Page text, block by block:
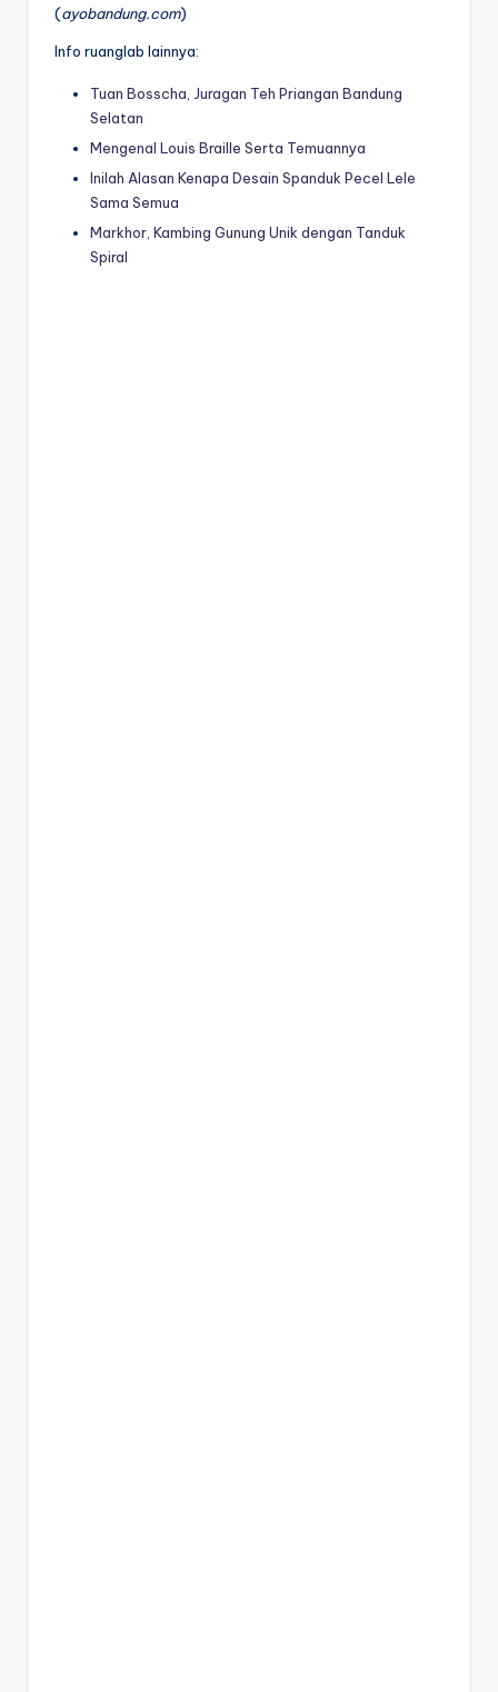
(ayobandung.com)
Info ruanglab lainnya:
Tuan Bosscha, Juragan Teh Priangan Bandung
Selatan
Mengenal Louis Braille Serta Temuannya
Inilah Alasan Kenapa Desain Spanduk Pecel Lele
Sama Semua
Markhor, Kambing Gunung Unik dengan Tanduk
Spiral